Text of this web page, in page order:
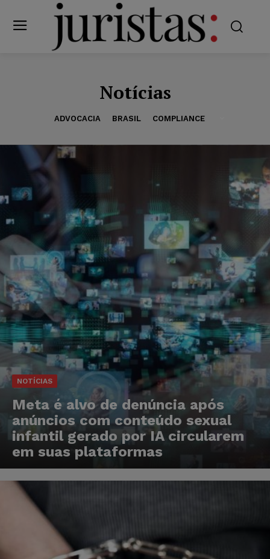
Notícias
ADVOCACIA BRASIL COMPLIANCE
NOTÍCIAS
Meta é alvo de denúncia após
anúncios com conteúdo sexual
infantil gerado por IA circularem
em suas plataformas